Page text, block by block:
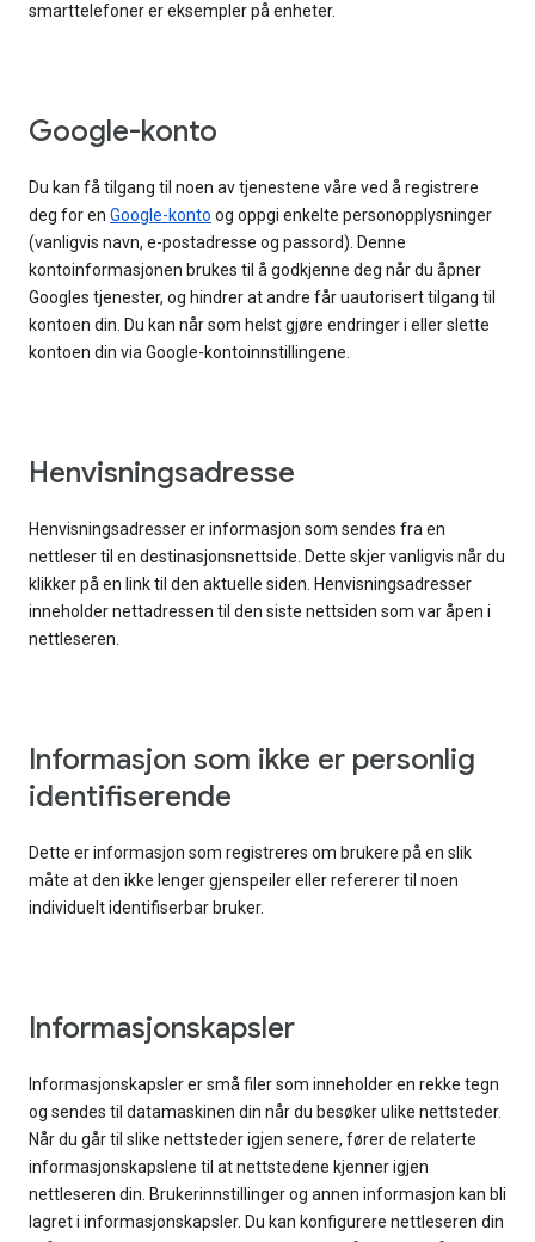
smarttelefoner er eksempler på enheter.
Google-konto
Du kan få tilgang til noen av tjenestene våre ved å registrere
deg for en Google-konto og oppgi enkelte personopplysninger
(vanligvis navn, e-postadresse og passord). Denne
kontoinformasjonen brukes til å godkjenne deg når du åpner
Googles tjenester, og hindrer at andre får uautorisert tilgang til
kontoen din. Du kan når som helst gjøre endringer i eller slette
kontoen din via Google-kontoinnstillingene.
Henvisningsadresse
Henvisningsadresser er informasjon som sendes fra en
nettleser til en destinasjonsnettside. Dette skjer vanligvis når du
klikker på en link til den aktuelle siden. Henvisningsadresser
inneholder nettadressen til den siste nettsiden som var åpen i
nettleseren.
Informasjon som ikke er personlig
identifiserende
Dette er informasjon som registreres om brukere på en slik
måte at den ikke lenger gjenspeiler eller refererer til noen
individuelt identifiserbar bruker.
Informasjonskapsler
Informasjonskapsler er små filer som inneholder en rekke tegn
og sendes til datamaskinen din når du besøker ulike nettsteder.
Når du går til slike nettsteder igjen senere, fører de relaterte
informasjonskapslene til at nettstedene kjenner igjen
nettleseren din. Brukerinnstillinger og annen informasjon kan bli
lagret i informasjonskapsler. Du kan konfigurere nettleseren din